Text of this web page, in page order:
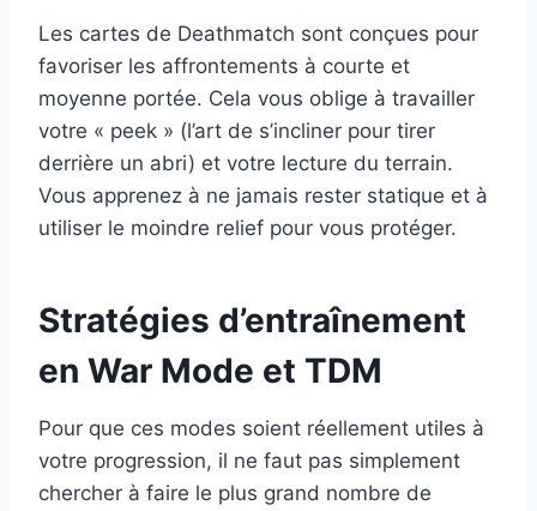
Les cartes de Deathmatch sont conçues pour
favoriser les affrontements à courte et
moyenne portée. Cela vous oblige à travailler
votre « peek » (l’art de s’incliner pour tirer
derrière un abri) et votre lecture du terrain.
Vous apprenez à ne jamais rester statique et à
utiliser le moindre relief pour vous protéger.
Stratégies d’entraînement
en War Mode et TDM
Pour que ces modes soient réellement utiles à
votre progression, il ne faut pas simplement
chercher à faire le plus grand nombre de